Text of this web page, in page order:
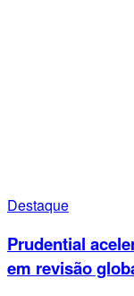
Destaque
Prudential
em revisão